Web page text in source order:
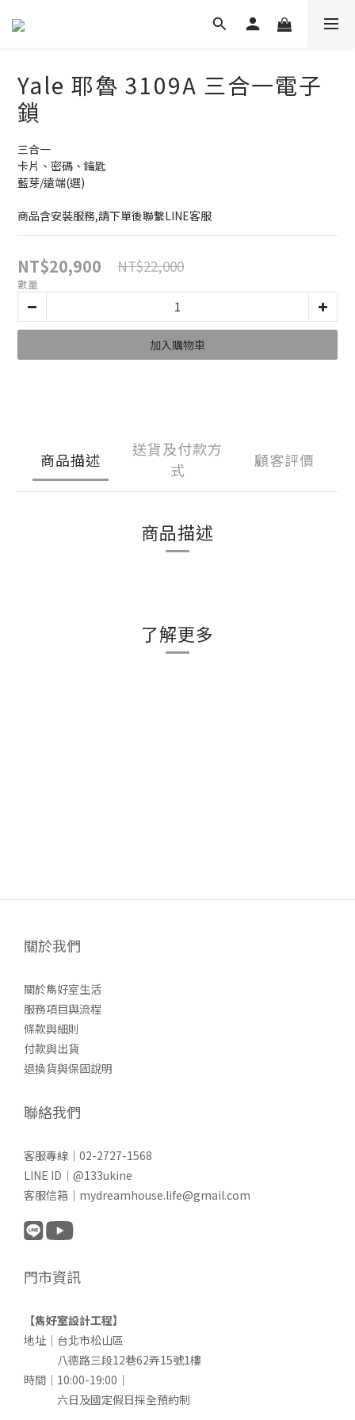
Yale 耶魯 3109A 三合一電子
鎖
三合一
卡片、密碼、鑰匙
藍芽/遠端(選)
商品含安裝服務,請下單後聯繫LINE客服
NT$20,900 NT$22,000
數量
加入購物車
商品描述
送貨及付款方
式
顧客評價
商品描述
了解更多
關於我們
關於雋好室生活
服務項目與流程
條款與細則
付款與出貨
退換貨與保固說明
聯絡我們
客服專線｜02-2727-1568
LINE ID｜@133ukine
客服信箱｜mydreamhouse.life@gmail.com
門市資訊
【雋好室設計工程】
地址｜台北市松山區
八德路三段12巷62弄15號1樓
時間｜10:00-19:00｜
六日及國定假日採全預約制